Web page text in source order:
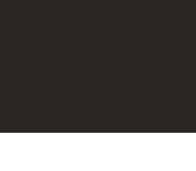
sur l’accessibilité